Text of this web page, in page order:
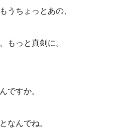
うちょっとあの、
もっと真剣に。
ですか。
なんでね。